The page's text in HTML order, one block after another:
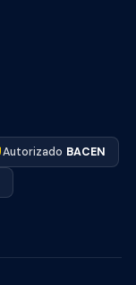
Autorizado BACEN